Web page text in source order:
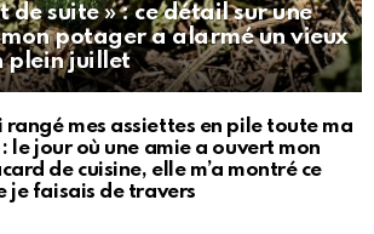
de suite » : ce détail sur une
potager a alarmé un vieux
plein juillet
rangé mes assiettes en pile toute ma
le jour où une amie a ouvert mon
de cuisine, elle m’a montré ce
je faisais de travers